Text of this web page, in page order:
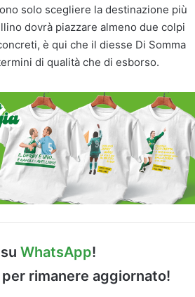
solo scegliere la destinazione più
dovrà piazzare almeno due colpi
è qui che il diesse Di Somma
di qualità che di esborso.
WhatsApp!
per rimanere aggiornato!